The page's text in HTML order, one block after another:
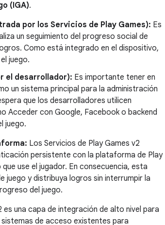
(IGA).
por los Servicios de Play Games): Es
un seguimiento del progreso social de
Como está integrado en el dispositivo,
juego.
el desarrollador): Es importante tener en
un sistema principal para la administración
que los desarrolladores utilicen
Acceder con Google, Facebook o backend
juego.
Los Servicios de Play Games v2
persistente con la plataforma de Play
use el jugador. En consecuencia, esta
y distribuya logros sin interrumpir la
del juego.
es una capa de integración de alto nivel para
de acceso existentes para